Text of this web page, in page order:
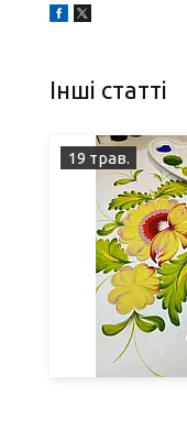
Інші статті
19 трав.